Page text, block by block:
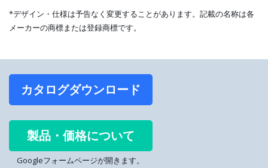
*デザイン・仕様は予告なく変更することがあります。記載の名称は各
メーカーの商標または登録商標です。
カタログダウンロード
製品・価格について
Googleフォームページが開きます。